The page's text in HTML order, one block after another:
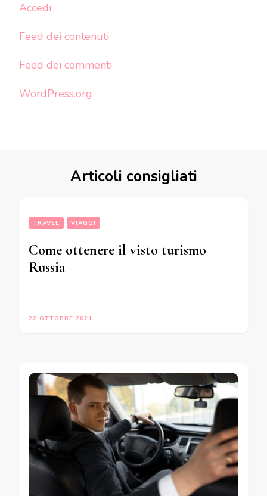
Accedi
Feed dei contenuti
Feed dei commenti
WordPress.org
Articoli consigliati
TRAVEL VIAGGI
Come ottenere il visto turismo
Russia
22 OTTOBRE 2021